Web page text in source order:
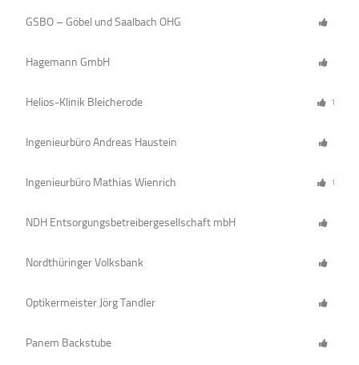
GSBO – Göbel und Saalbach OHG
Hagemann GmbH
Helios-Klinik Bleicherode 1
Ingenieurbüro Andreas Haustein
Ingenieurbüro Mathias Wienrich 1
NDH Entsorgungsbetreibergesellschaft mbH
Nordthüringer Volksbank
Optikermeister Jörg Tandler
Panem Backstube